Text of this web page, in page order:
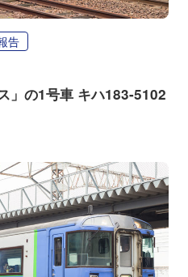
告
」の1号車 キハ183-5102